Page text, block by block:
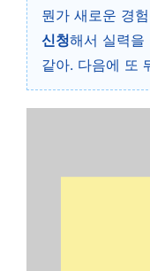
뭔가 새로운 경
신청해서 실력을
같아. 다음에 또